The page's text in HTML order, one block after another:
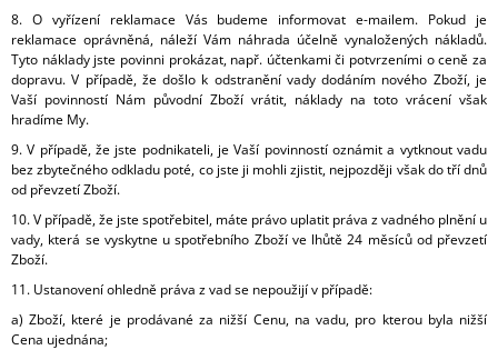
8. O vyřízení reklamace Vás budeme informovat e-mailem. Pokud je
reklamace oprávněná, náleží Vám náhrada účelně vynaložených nákladů.
Tyto náklady jste povinni prokázat, např. účtenkami či potvrzeními o ceně za
dopravu. V případě, že došlo k odstranění vady dodáním nového Zboží, je
Vaší povinností Nám původní Zboží vrátit, náklady na toto vrácení však
hradíme My.
9. V případě, že jste podnikateli, je Vaší povinností oznámit a vytknout vadu
bez zbytečného odkladu poté, co jste ji mohli zjistit, nejpozději však do tří dnů
od převzetí Zboží.
10. V případě, že jste spotřebitel, máte právo uplatit práva z vadného plnění u
vady, která se vyskytne u spotřebního Zboží ve lhůtě 24 měsíců od převzetí
Zboží.
11. Ustanovení ohledně práva z vad se nepoužijí v případě:
a) Zboží, které je prodávané za nižší Cenu, na vadu, pro kterou byla nižší
Cena ujednána;